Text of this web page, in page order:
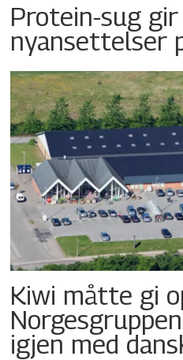
Protein-sug
nyansettelser
Kiwi måtte gi
igjen med